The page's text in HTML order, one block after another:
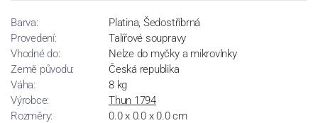
Barva:
Platina, Šedostříbrná
Provedení:
Talířové soupravy
Vhodné do:
Nelze do myčky a mikrovlnky
Země původu:
Česká republika
Váha:
8 kg
Výrobce:
Thun 1794
Rozměry:
0.0 x 0.0 x 0.0 cm